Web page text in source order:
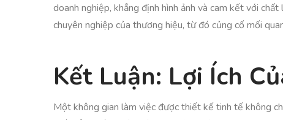
doanh nghiệp, khẳng định hình ảnh và cam kết với
chuyên nghiệp của thương hiệu, từ đó củng cố mối
Kết Luận: Lợi Ích
Một không gian làm việc được thiết kế tinh tế không